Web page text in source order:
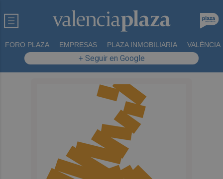
FORO PLAZA EMPRESAS PLAZA INMOBILIARIA VALÈNCIA
+ Seguir en Google